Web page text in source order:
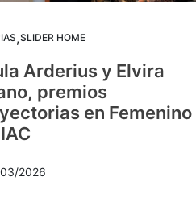
,SLIDER HOME
Arderius y Elvira
premios
en Femenino
2026